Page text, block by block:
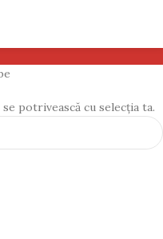
potrivească cu selecția ta.